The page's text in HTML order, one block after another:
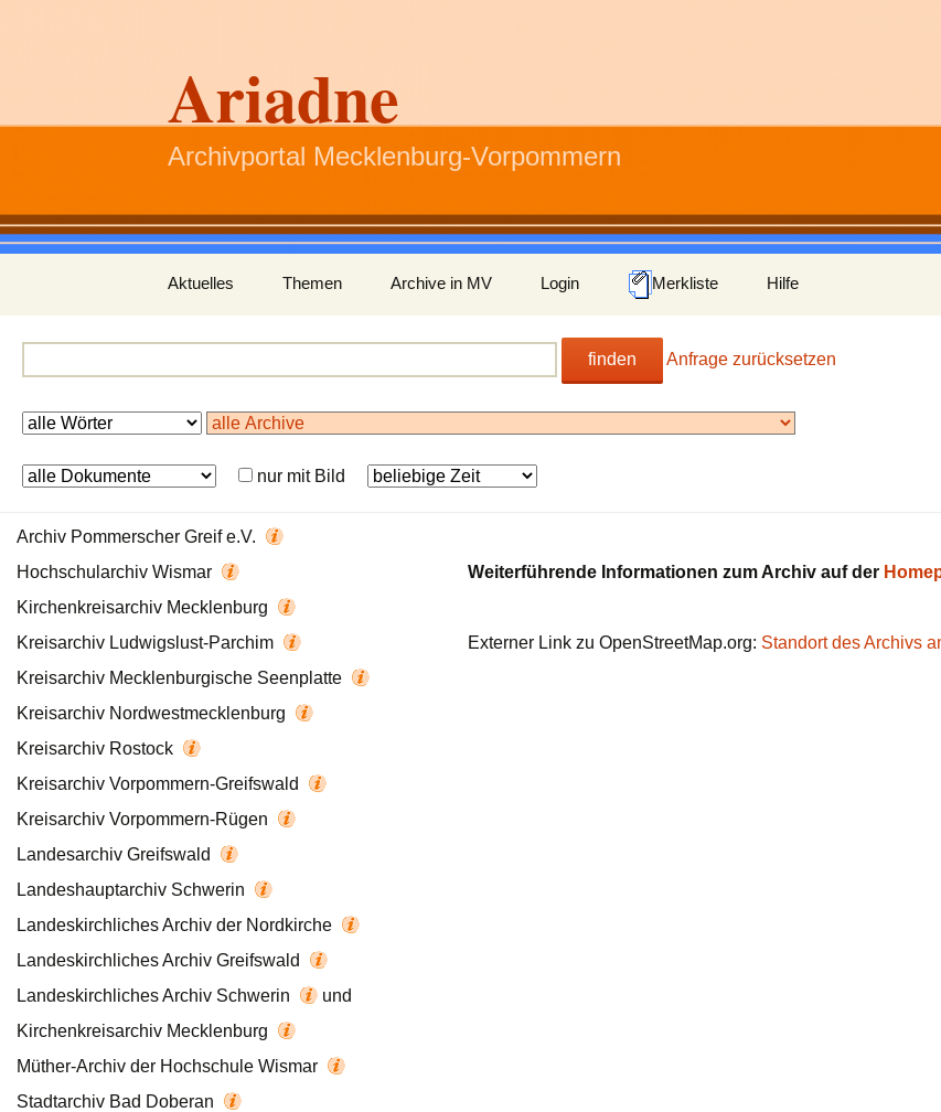
Ariadne
Archivportal Mecklenburg-Vorpommern
Inhalt
springen
Aktuelles Themen Archive in MV Login Merkliste Hilfe
finden Anfrage zurücksetzen
nur mit Bild
Archiv Pommerscher Greif e.V.
Hochschularchiv Wismar
Kirchenkreisarchiv Mecklenburg
Kreisarchiv Ludwigslust-Parchim
Kreisarchiv Mecklenburgische Seenplatte
Kreisarchiv Nordwestmecklenburg
Kreisarchiv Rostock
Kreisarchiv Vorpommern-Greifswald
Kreisarchiv Vorpommern-Rügen
Landesarchiv Greifswald
Landeshauptarchiv Schwerin
Landeskirchliches Archiv der Nordkirche
Landeskirchliches Archiv Greifswald
Landeskirchliches Archiv Schwerin
und
Kirchenkreisarchiv Mecklenburg
Müther-Archiv der Hochschule Wismar
Stadtarchiv Bad Doberan
Weiterführende Informationen zum Archiv auf der
Externer Link zu OpenStreetMap.org: Standort des Archivs